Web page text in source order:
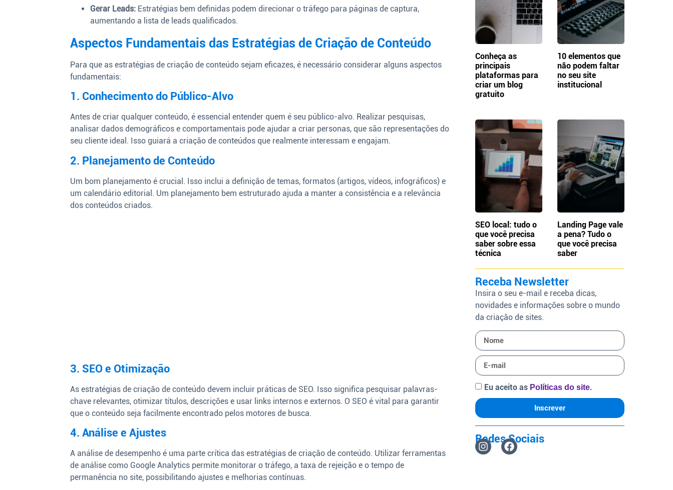
Gerar Leads: Estratégias bem definidas podem direcionar o tráfego para páginas de captura,
aumentando a lista de leads qualificados.
Aspectos Fundamentais das Estratégias de Criação de Conteúdo
Para que as estratégias de criação de conteúdo sejam eficazes, é necessário considerar alguns aspectos
fundamentais:
1. Conhecimento do Público-Alvo
Antes de criar qualquer conteúdo, é essencial entender quem é seu público-alvo. Realizar pesquisas,
analisar dados demográficos e comportamentais pode ajudar a criar personas, que são representações do
seu cliente ideal. Isso guiará a criação de conteúdos que realmente interessam e engajam.
2. Planejamento de Conteúdo
Um bom planejamento é crucial. Isso inclui a definição de temas, formatos (artigos, vídeos, infográficos) e
um calendário editorial. Um planejamento bem estruturado ajuda a manter a consistência e a relevância
dos conteúdos criados.
3. SEO e Otimização
As estratégias de criação de conteúdo devem incluir práticas de SEO. Isso significa pesquisar palavras-
chave relevantes, otimizar títulos, descrições e usar links internos e externos. O SEO é vital para garantir
que o conteúdo seja facilmente encontrado pelos motores de busca.
4. Análise e Ajustes
A análise de desempenho é uma parte crítica das estratégias de criação de conteúdo. Utilizar ferramentas
de análise como Google Analytics permite monitorar o tráfego, a taxa de rejeição e o tempo de
permanência no site, possibilitando ajustes e melhorias contínuas.
Conheça as
principais
plataformas para
criar um blog
gratuito
10 elementos que
não podem faltar
no seu site
institucional
SEO local: tudo o
que você precisa
saber sobre essa
técnica
Landing Page vale
a pena? Tudo o
que você precisa
saber
Receba Newsletter
Insira o seu e-mail e receba dicas,
novidades e informações sobre o mundo
da criação de sites.
Eu aceito as Políticas do site.
Inscrever
Redes Sociais